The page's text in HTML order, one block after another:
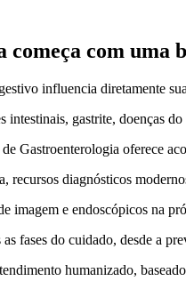
com uma
influencia diretamente
intestinais, gastrite, doenças
Gastroenterologia oferece
recursos diagnósticos
imagem e endoscópicos na
fases do cuidado, desde a
humanizado,